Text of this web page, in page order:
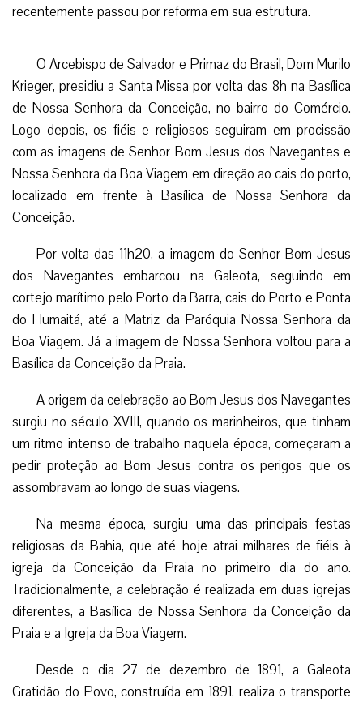
recentemente passou por reforma em sua estrutura.
O Arcebispo de Salvador e Primaz do Brasil, Dom Murilo
Krieger, presidiu a Santa Missa por volta das 8h na Basílica
de Nossa Senhora da Conceição, no bairro do Comércio.
Logo depois, os fiéis e religiosos seguiram em procissão
com as imagens de Senhor Bom Jesus dos Navegantes e
Nossa Senhora da Boa Viagem em direção ao cais do porto,
localizado em frente à Basílica de Nossa Senhora da
Conceição.
Por volta das 11h20, a imagem do Senhor Bom Jesus
dos Navegantes embarcou na Galeota, seguindo em
cortejo marítimo pelo Porto da Barra, cais do Porto e Ponta
do Humaitá, até a Matriz da Paróquia Nossa Senhora da
Boa Viagem. Já a imagem de Nossa Senhora voltou para a
Basílica da Conceição da Praia.
A origem da celebração ao Bom Jesus dos Navegantes
surgiu no século XVIII, quando os marinheiros, que tinham
um ritmo intenso de trabalho naquela época, começaram a
pedir proteção ao Bom Jesus contra os perigos que os
assombravam ao longo de suas viagens.
Na mesma época, surgiu uma das principais festas
religiosas da Bahia, que até hoje atrai milhares de fiéis à
igreja da Conceição da Praia no primeiro dia do ano.
Tradicionalmente, a celebração é realizada em duas igrejas
diferentes, a Basílica de Nossa Senhora da Conceição da
Praia e a Igreja da Boa Viagem.
Desde o dia 27 de dezembro de 1891, a Galeota
Gratidão do Povo, construída em 1891, realiza o transporte